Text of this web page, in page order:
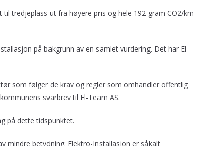
tredjeplass ut fra høyere pris og hele 192 gram CO2/km
på bakgrunn av en samlet vurdering. Det har El-
som følger de krav og regler som omhandler offentlig
svarbrev til El-Team AS.
på dette tidspunktet.
mindre betydning. Elektro-Installasjon er såkalt